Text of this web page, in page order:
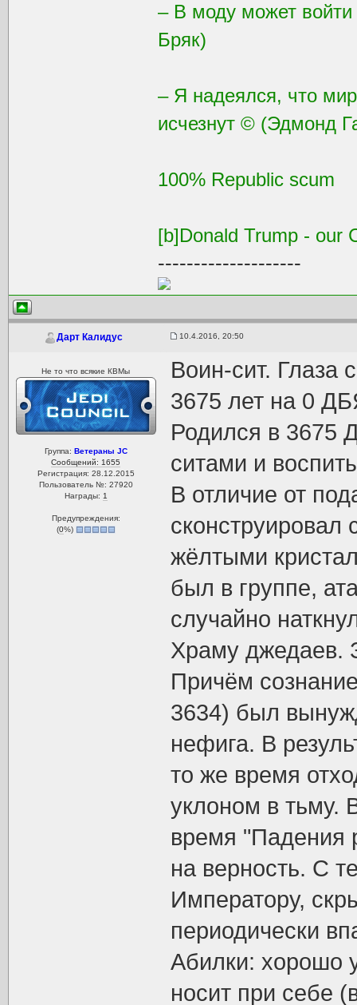
– В моду может
Бряк)
– Я надеялся, что
исчезнут © (Эдмонд
100% Republic scum
[b]Donald Trump - our
--------------------
Дарт Калидус 10.4.2016, 20:50
Не то что всякие КВМы
Группа: Ветераны JC
Сообщений: 1655
Регистрация: 28.12.2015
Пользователь №: 27920
Награды: 1
Предупреждения:
(0%)
Воин-сит. Глаза
3675 лет на 0
Родился в 3675
ситами и
В отличие от
сконструировал
жёлтыми
был в группе,
случайно
Храму джедаев.
Причём
3634) был
нефига. В
то же время
уклоном в
время "Падения
на верность. С
Императору,
периодически
Абилки: хорошо
носит при себе